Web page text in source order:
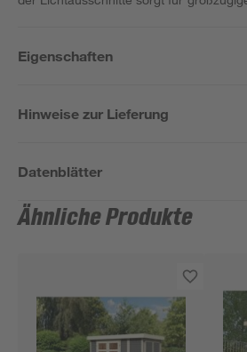
Eigenschaften
Hinweise zur Lieferung
Datenblätter
Ähnliche Produkte